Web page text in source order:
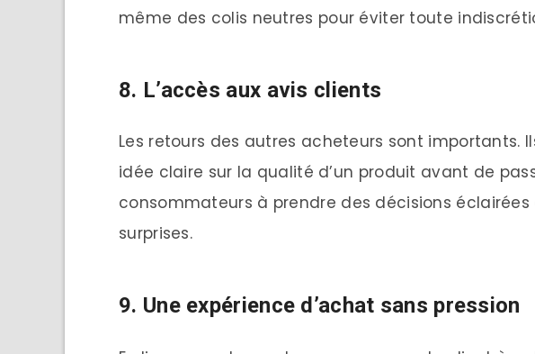
même des colis neutres pour éviter toute
8. L’accès aux avis clients
Les retours des autres acheteurs sont importants.
idée claire sur la qualité d’un produit avant de
consommateurs à prendre des décisions
surprises.
9. Une expérience d’achat sans pression